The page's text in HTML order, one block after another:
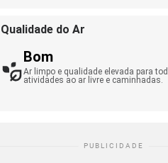
Qualidade do Ar
Bom
Ar limpo e qualidade elevada para
atividades ao ar livre e caminhadas.